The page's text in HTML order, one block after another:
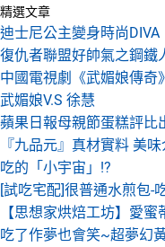
精選文章
迪士尼公主變身時尚DIVA
復仇者聯盟好帥氣之鋼鐵
中國電視劇《武媚娘傳奇
武媚娘V.S 徐慧
蘋果日報母親節蛋糕評比
『九品元』真材實料 美
吃的「小宇宙」!?
[試吃宅配]很普通水煎包-
【思想家烘焙工坊】愛
吃了作夢也會笑~超夢幻